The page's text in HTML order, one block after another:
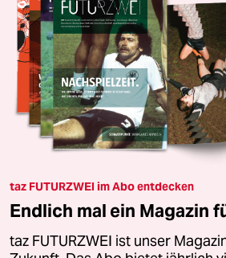
taz FUTURZWEI im Abo entdecken
Endlich mal ein Magazin
taz FUTURZWEI ist unser